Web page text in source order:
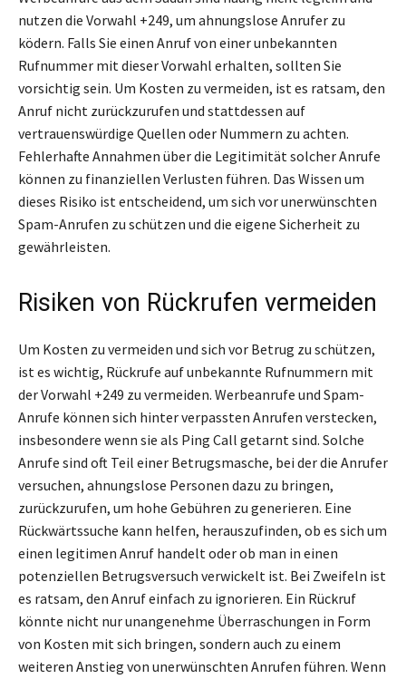
nutzen die Vorwahl +249, um ahnungslose Anrufer zu
ködern. Falls Sie einen Anruf von einer unbekannten
Rufnummer mit dieser Vorwahl erhalten, sollten Sie
vorsichtig sein. Um Kosten zu vermeiden, ist es ratsam, den
Anruf nicht zurückzurufen und stattdessen auf
vertrauenswürdige Quellen oder Nummern zu achten.
Fehlerhafte Annahmen über die Legitimität solcher Anrufe
können zu finanziellen Verlusten führen. Das Wissen um
dieses Risiko ist entscheidend, um sich vor unerwünschten
Spam-Anrufen zu schützen und die eigene Sicherheit zu
gewährleisten.
Risiken von Rückrufen vermeiden
Um Kosten zu vermeiden und sich vor Betrug zu schützen,
ist es wichtig, Rückrufe auf unbekannte Rufnummern mit
der Vorwahl +249 zu vermeiden. Werbeanrufe und Spam-
Anrufe können sich hinter verpassten Anrufen verstecken,
insbesondere wenn sie als Ping Call getarnt sind. Solche
Anrufe sind oft Teil einer Betrugsmasche, bei der die Anrufer
versuchen, ahnungslose Personen dazu zu bringen,
zurückzurufen, um hohe Gebühren zu generieren. Eine
Rückwärtssuche kann helfen, herauszufinden, ob es sich um
einen legitimen Anruf handelt oder ob man in einen
potenziellen Betrugsversuch verwickelt ist. Bei Zweifeln ist
es ratsam, den Anruf einfach zu ignorieren. Ein Rückruf
könnte nicht nur unangenehme Überraschungen in Form
von Kosten mit sich bringen, sondern auch zu einem
weiteren Anstieg von unerwünschten Anrufen führen. Wenn